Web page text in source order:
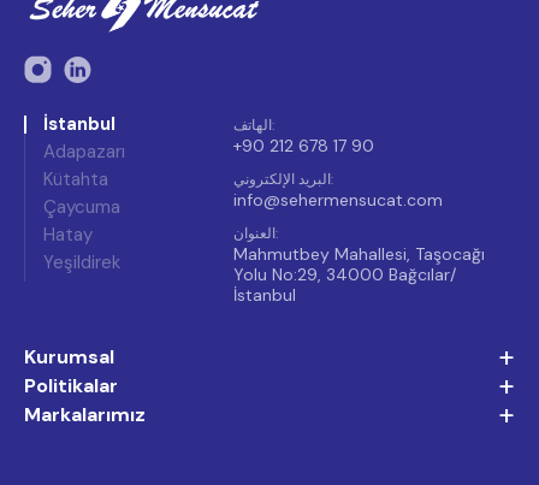
İstanbul
Adapazarı
Kütahta
Çaycuma
Hatay
Yeşildirek
الهاتف:
+90 212 678 17 90
البريد الإلكتروني:
info@sehermensucat.com
العنوان:
Mahmutbey Mahallesi, Taşocağı
Yolu No:29, 34000 Bağcılar/
İstanbul
Kurumsal +
Politikalar +
Markalarımız +